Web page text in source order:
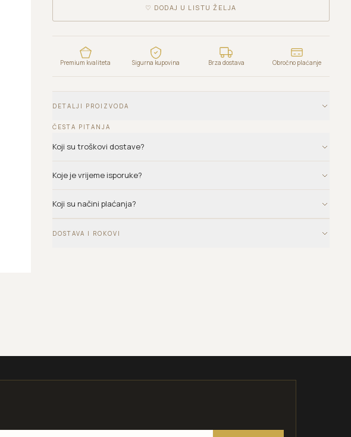
♡ DODAJ U LISTU ŽELJA
Premium kvaliteta Sigurna kupovina Brza dostava Obročno plaćanje
DETALJI PROIZVODA
ČESTA PITANJA
Koji su troškovi dostave?
Koje je vrijeme isporuke?
Koji su načini plaćanja?
DOSTAVA I ROKOVI